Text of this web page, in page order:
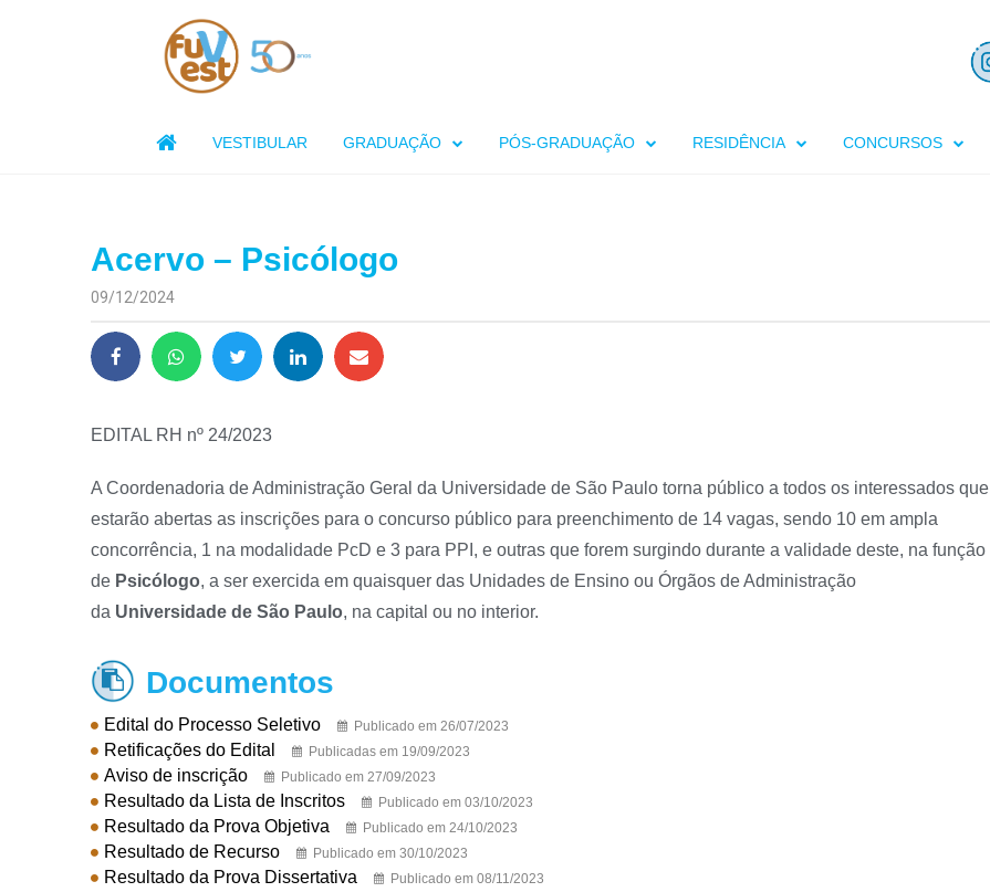
 VESTIBULAR GRADUAÇÃO PÓS-GRADUAÇÃO RESIDÊNCIA CONCURSOS
Acervo – Psicólogo
09/12/2024
EDITAL RH nº 24/2023
A Coordenadoria de Administração Geral da Universidade de São Paulo torna público a todos os interessados que
estarão abertas as inscrições para o concurso público para preenchimento de 14 vagas, sendo 10 em ampla
concorrência, 1 na modalidade PcD e 3 para PPI, e outras que forem surgindo durante a validade deste, na função
de Psicólogo, a ser exercida em quaisquer das Unidades de Ensino ou Órgãos de Administração
da Universidade de São Paulo, na capital ou no interior.
 Documentos
Edital do Processo Seletivo Publicado em 26/07/2023
Retificações do Edital Publicadas em 19/09/2023
Aviso de inscrição Publicado em 27/09/2023
Resultado da Lista de Inscritos Publicado em 03/10/2023
Resultado da Prova Objetiva Publicado em 24/10/2023
Resultado de Recurso Publicado em 30/10/2023
Resultado da Prova Dissertativa Publicado em 08/11/2023